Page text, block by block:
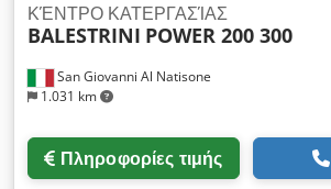
San Giovanni Al Natisone
1.031 km
ΚΈΝΤΡΟ ΚΑΤΕΡΓΑΣΊΑΣ
BALESTRINI POWER 200 300
Πληροφορίες τιμής